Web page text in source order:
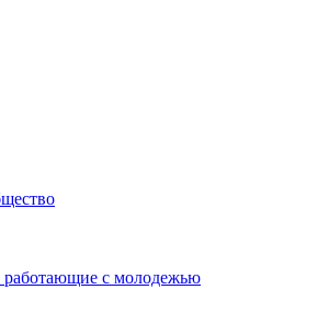
с молодежью